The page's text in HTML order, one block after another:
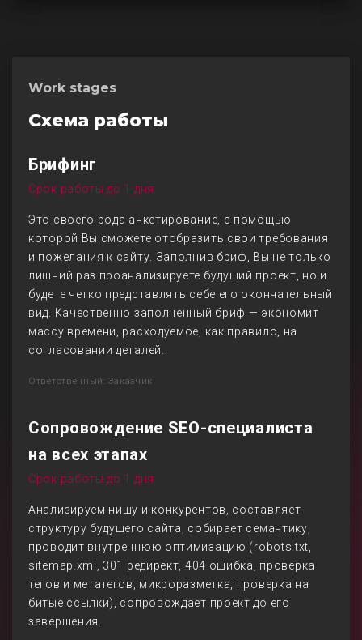
Work stages
Схема работы
Брифинг
Срок работы до 1 дня
Это своего рода анкетирование, с помощью
которой Вы сможете отобразить свои требования
и пожелания к сайту. Заполнив бриф, Вы не только
лишний раз проанализируете будущий проект, но и
будете четко представлять себе его окончательный
вид. Качественно заполненный бриф — экономит
массу времени, расходуемое, как правило, на
согласовании деталей.
Ответственный: Заказчик
Сопровождение SEO-специалиста
на всех этапах
Срок работы до 1 дня
Анализируем нишу и конкурентов, составляет
структуру будущего сайта, собирает семантику,
проводит внутреннюю оптимизацию (robots.txt,
sitemap.xml, 301 редирект, 404 ошибка, проверка
тегов и метатегов, микроразметка, проверка на
битые ссылки), сопровождает проект до его
завершения.